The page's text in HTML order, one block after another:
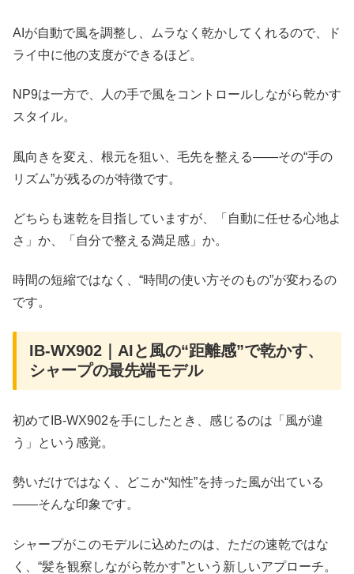
AIが自動で風を調整し、ムラなく乾かしてくれるので、ド
ライ中に他の支度ができるほど。
NP9は一方で、人の手で風をコントロールしながら乾かす
スタイル。
風向きを変え、根元を狙い、毛先を整える――その“手の
リズム”が残るのが特徴です。
どちらも速乾を目指していますが、「自動に任せる心地よ
さ」か、「自分で整える満足感」か。
時間の短縮ではなく、“時間の使い方そのもの”が変わるの
です。
IB-WX902｜AIと風の“距離感”で乾かす、
シャープの最先端モデル
初めてIB-WX902を手にしたとき、感じるのは「風が違
う」という感覚。
勢いだけではなく、どこか“知性”を持った風が出ている
――そんな印象です。
シャープがこのモデルに込めたのは、ただの速乾ではな
く、“髪を観察しながら乾かす”という新しいアプローチ。